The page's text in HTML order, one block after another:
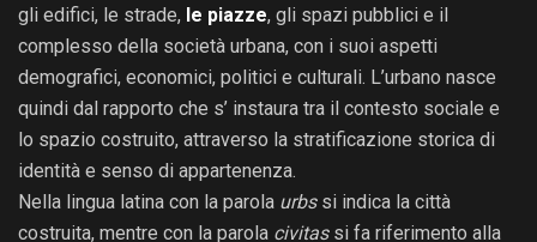
gli edifici, le strade, le piazze, gli spazi pubblici e il
complesso della società urbana, con i suoi aspetti
demografici, economici, politici e culturali. L’urbano nasce
quindi dal rapporto che s’ instaura tra il contesto sociale e
lo spazio costruito, attraverso la stratificazione storica di
identità e senso di appartenenza.
Nella lingua latina con la parola urbssi indica la città
costruita, mentre con la parola civitassi fa riferimento alla